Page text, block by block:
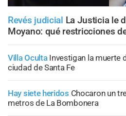
Revés judicial La Justicia le
Moyano: qué restricciones
Villa Oculta Investigan la muerte
ciudad de Santa Fe
Hay siete heridos Chocaron un
metros de La Bombonera